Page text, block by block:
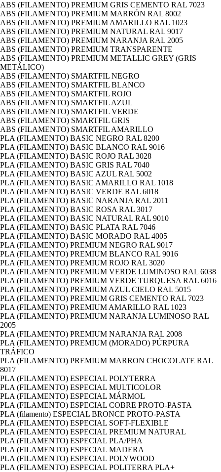
ABS (FILAMENTO) PREMIUM GRIS CEMENTO RAL 7023
ABS (FILAMENTO) PREMIUM MARRÓN RAL 8002
ABS (FILAMENTO) PREMIUM AMARILLO RAL 1023
ABS (FILAMENTO) PREMIUM NATURAL RAL 9017
ABS (FILAMENTO) PREMIUM NARANJA RAL 2005
ABS (FILAMENTO) PREMIUM TRANSPARENTE
ABS (FILAMENTO) PREMIUM METALLIC GREY (GRIS
METÁLICO)
ABS (FILAMENTO) SMARTFIL NEGRO
ABS (FILAMENTO) SMARTFIL BLANCO
ABS (FILAMENTO) SMARTFIL ROJO
ABS (FILAMENTO) SMARTFIL AZUL
ABS (FILAMENTO) SMARTFIL VERDE
ABS (FILAMENTO) SMARTFIL GRIS
ABS (FILAMENTO) SMARTFIL AMARILLO
PLA (FILAMENTO) BASIC NEGRO RAL 8200
PLA (FILAMENTO) BASIC BLANCO RAL 9016
PLA (FILAMENTO) BASIC ROJO RAL 3028
PLA (FILAMENTO) BASIC GRIS RAL 7040
PLA (FILAMENTO) BASIC AZUL RAL 5002
PLA (FILAMENTO) BASIC AMARILLO RAL 1018
PLA (FILAMENTO) BASIC VERDE RAL 6018
PLA (FILAMENTO) BASIC NARANJA RAL 2011
PLA (FILAMENTO) BASIC ROSA RAL 3017
PLA (FILAMENTO) BASIC NATURAL RAL 9010
PLA (FILAMENTO) BASIC PLATA RAL 7046
PLA (FILAMENTO) BASIC MORADO RAL 4005
PLA (FILAMENTO) PREMIUM NEGRO RAL 9017
PLA (FILAMENTO) PREMIUM BLANCO RAL 9016
PLA (FILAMENTO) PREMIUM ROJO RAL 3020
PLA (FILAMENTO) PREMIUM VERDE LUMINOSO RAL 6038
PLA (FILAMENTO) PREMIUM VERDE TURQUESA RAL 6016
PLA (FILAMENTO) PREMIUM AZUL CIELO RAL 5015
PLA (FILAMENTO) PREMIUM GRIS CEMENTO RAL 7023
PLA (FILAMENTO) PREMIUM AMARILLO RAL 1023
PLA (FILAMENTO) PREMIUM NARANJA LUMINOSO RAL
2005
PLA (FILAMENTO) PREMIUM NARANJA RAL 2008
PLA (FILAMENTO) PREMIUM (MORADO) PÚRPURA
TRÁFICO
PLA (FILAMENTO) PREMIUM MARRON CHOCOLATE RAL
8017
PLA (FILAMENTO) ESPECIAL POLYTERRA
PLA (FILAMENTO) ESPECIAL MULTICOLOR
PLA (FILAMENTO) ESPECIAL MÁRMOL
PLA (FILAMENTO) ESPECIAL COBRE PROTO-PASTA
PLA (filamento) ESPECIAL BRONCE PROTO-PASTA
PLA (FILAMENTO) ESPECIAL SOFT-FLEXIBLE
PLA (FILAMENTO) ESPECIAL PREMIUM NATURAL
PLA (FILAMENTO) ESPECIAL PLA/PHA
PLA (FILAMENTO) ESPECIAL MADERA
PLA (FILAMENTO) ESPECIAL POLYWOOD
PLA (FILAMENTO) ESPECIAL POLITERRA PLA+